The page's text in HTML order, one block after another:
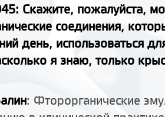
Скажите, пожалуйста,
соединения,
день, использоваться
я знаю, только
: Фторорганические